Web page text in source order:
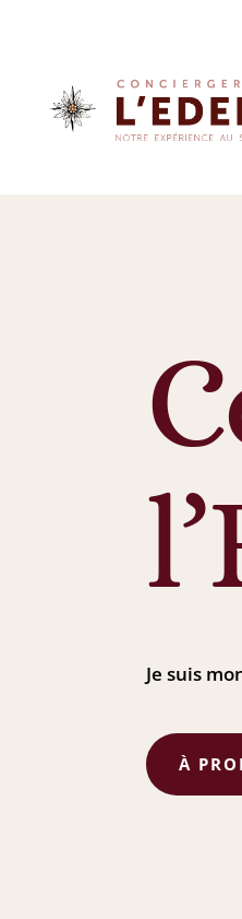
Je suis
À